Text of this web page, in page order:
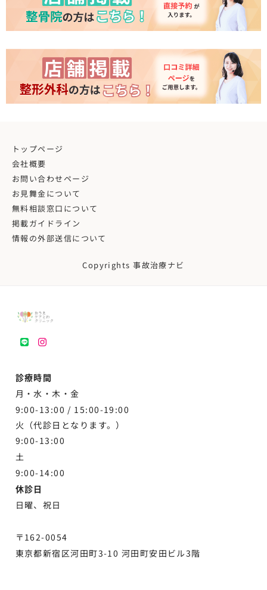
トップページ
会社概要
お問い合わせページ
お見舞金について
無料相談窓口について
掲載ガイドライン
情報の外部送信について
Copyrights 事故治療ナビ
LINEinstagram
診療時間
月・水・木・金
9:00-13:00 / 15:00-19:00
火（代診日となります。）
9:00-13:00
土
9:00-14:00
休診日
日曜、祝日
〒162-0054
東京都新宿区河田町3-10 河田町安田ビル3階